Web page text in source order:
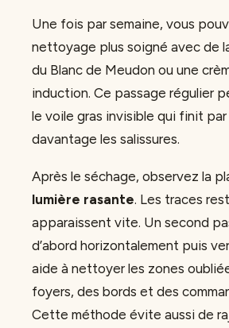
Une fois par semaine, vous
nettoyage plus soigné avec de
du Blanc de Meudon ou une
induction. Ce passage régulier
le voile gras invisible qui finit
davantage les salissures.
Après le séchage, observez la
lumière rasante. Les traces
apparaissent vite. Un second
d’abord horizontalement puis
aide à nettoyer les zones
foyers, des bords et des
Cette méthode évite aussi de